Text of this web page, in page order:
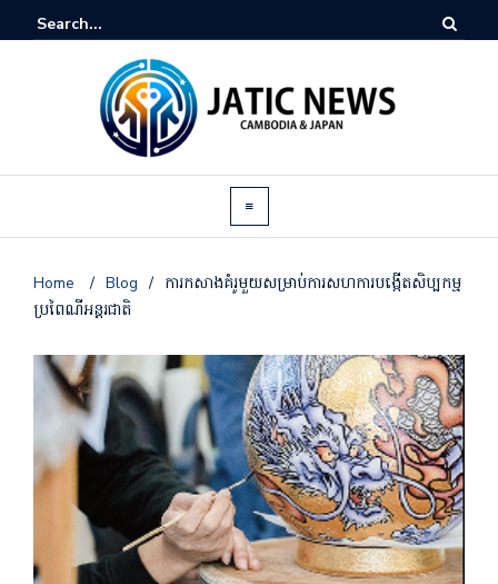
Home / Blog / ការកសាងគំរូមួយសម្រាប់ការសហការបង្កើតសិប្បកម្ម
ប្រពៃណីអន្តរជាតិ